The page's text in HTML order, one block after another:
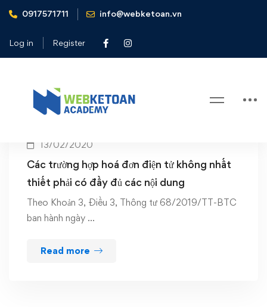
0917571711 info@webketoan.vn
Log in Register
Home thông tư 68/2019/TT-BTC
Tag: thông tư 68/2019/TT-BTC
13/02/2020
Các trường hợp hoá đơn điện tử không nhất
thiết phải có đầy đủ các nội dung
Theo Khoản 3, Điều 3, Thông tư 68/2019/TT-BTC
ban hành ngày …
Read more